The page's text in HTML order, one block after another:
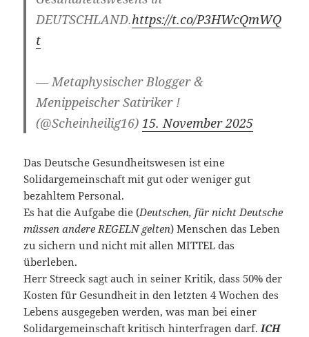
DEUTSCHLAND.https://t.co/P3HWcQmWQ
t
— Metaphysischer Blogger &
Menippeischer Satiriker !
(@Scheinheilig16)15. November 2025
Das Deutsche Gesundheitswesen ist eine
Solidargemeinschaft mit gut oder weniger gut
bezahltem Personal.
Es hat die Aufgabe die (Deutschen, für nicht Deutsche
müssen andere REGELN gelten) Menschen das Leben
zu sichern und nicht mit allen MITTEL das
überleben.
Herr Streeck sagt auch in seiner Kritik, dass 50% der
Kosten für Gesundheit in den letzten 4 Wochen des
Lebens ausgegeben werden, was man bei einer
Solidargemeinschaft kritisch hinterfragen darf.ICH